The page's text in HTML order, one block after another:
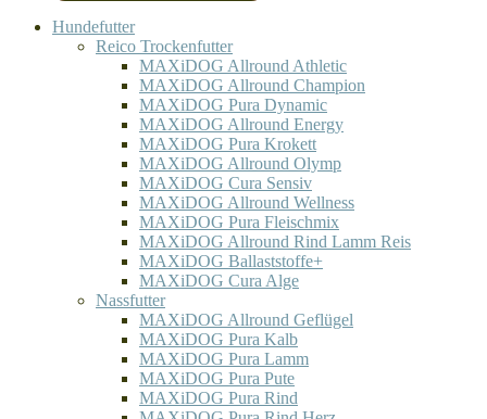
Hundefutter
Reico Trockenfutter
MAXiDOG Allround Athletic
MAXiDOG Allround Champion
MAXiDOG Pura Dynamic
MAXiDOG Allround Energy
MAXiDOG Pura Krokett
MAXiDOG Allround Olymp
MAXiDOG Cura Sensiv
MAXiDOG Allround Wellness
MAXiDOG Pura Fleischmix
MAXiDOG Allround Rind Lamm Reis
MAXiDOG Ballaststoffe+
MAXiDOG Cura Alge
Nassfutter
MAXiDOG Allround Geflügel
MAXiDOG Pura Kalb
MAXiDOG Pura Lamm
MAXiDOG Pura Pute
MAXiDOG Pura Rind